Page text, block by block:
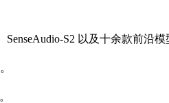
SenseAudio-S2 以及十余款前沿